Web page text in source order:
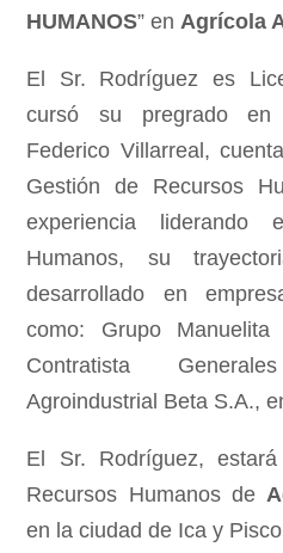
HUMANOS” enAgrícola
El Sr. Rodríguez es
cursó su pregrado en
Federico Villarreal,
Gestión de Recursos
experiencia liderando
Humanos, su
desarrollado en
como: Grupo
Contratista
Agroindustrial Beta S.A.,
El Sr. Rodríguez,
Recursos Humanos de
en la ciudad de Ica y